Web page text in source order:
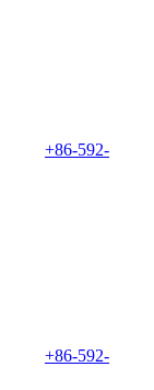
+86-592-
+86-592-